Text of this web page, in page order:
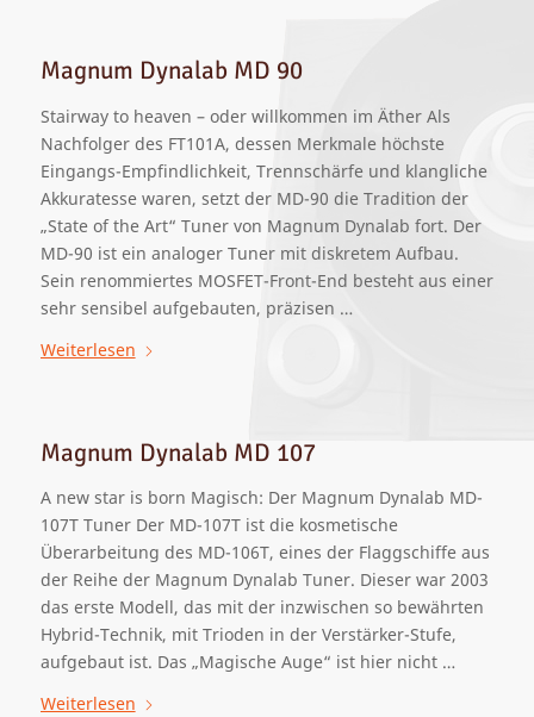
Magnum Dynalab MD 90
Stairway to heaven – oder willkommen im Äther Als
Nachfolger des FT101A, dessen Merkmale höchste
Eingangs-Empfindlichkeit, Trennschärfe und klangliche
Akkuratesse waren, setzt der MD-90 die Tradition der
„State of the Art“ Tuner von Magnum Dynalab fort. Der
MD-90 ist ein analoger Tuner mit diskretem Aufbau.
Sein renommiertes MOSFET-Front-End besteht aus einer
sehr sensibel aufgebauten, präzisen …
Weiterlesen
Magnum Dynalab MD 107
A new star is born Magisch: Der Magnum Dynalab MD-
107T Tuner Der MD-107T ist die kosmetische
Überarbeitung des MD-106T, eines der Flaggschiffe aus
der Reihe der Magnum Dynalab Tuner. Dieser war 2003
das erste Modell, das mit der inzwischen so bewährten
Hybrid-Technik, mit Trioden in der Verstärker-Stufe,
aufgebaut ist. Das „Magische Auge“ ist hier nicht …
Weiterlesen